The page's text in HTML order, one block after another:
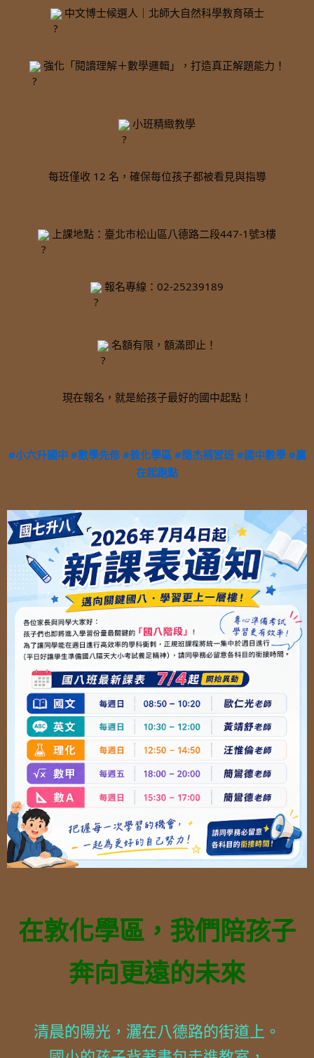
中文博士候選人｜北師大自然科學教育碩士
強化「閱讀理解＋數學邏輯」，打造真正解題能力！
小班精緻教學
每班僅收 12 名，確保每位孩子都被看見與指導
上課地點：臺北市松山區八德路二段447-1號3樓
報名專線：02-25239189
名額有限，額滿即止！
現在報名，就是給孩子最好的國中起點！
#小六升國中 #數學先修 #敦化學區 #簡杰補習班 #國中數學 #贏
在起跑點
在敦化學區，我們陪孩子
奔向更遠的未來
清晨的陽光，灑在八德路的街道上。